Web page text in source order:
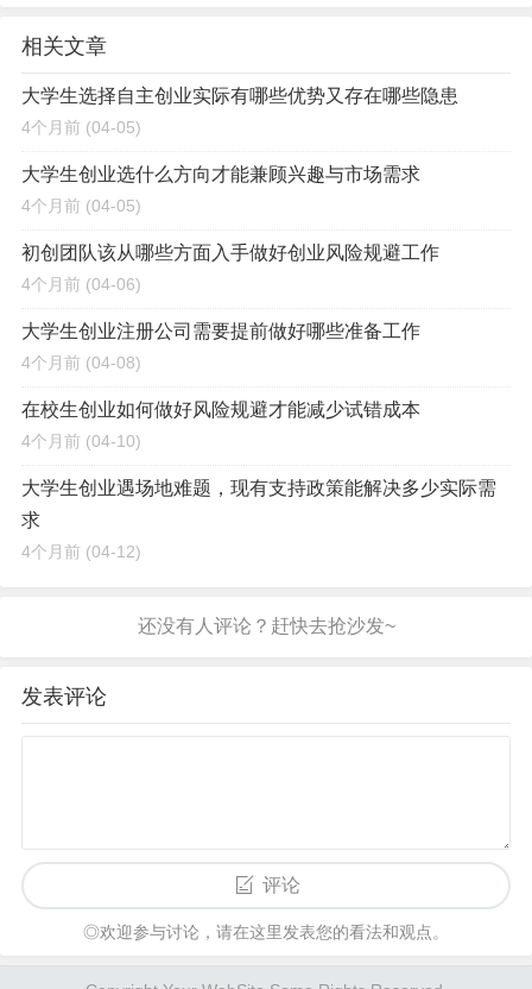
相关文章
大学生选择自主创业实际有哪些优势又存在哪些隐患
4个月前 (04-05)
大学生创业选什么方向才能兼顾兴趣与市场需求
4个月前 (04-05)
初创团队该从哪些方面入手做好创业风险规避工作
4个月前 (04-06)
大学生创业注册公司需要提前做好哪些准备工作
4个月前 (04-08)
在校生创业如何做好风险规避才能减少试错成本
4个月前 (04-10)
大学生创业遇场地难题，现有支持政策能解决多少实际需
求
4个月前 (04-12)
发表评论
评论
◎欢迎参与讨论，请在这里发表您的看法和观点。